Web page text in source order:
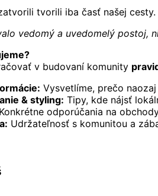
tvorili iba časť našej
vedomý a uvedomelý postoj,
v budovaní komunity
Vysvetlíme, prečo
& styling: Tipy, kde nájsť
Konkrétne odporúčania na
Udržateľnosť s komunitou a